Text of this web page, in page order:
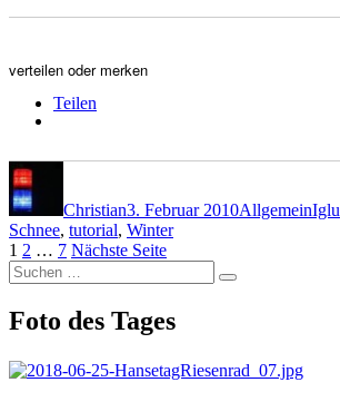
verteilen oder merken
Teilen
Christian3. Februar 2010AllgemeinIglu
Schnee, tutorial, Winter
Seitennummerierung
der
Beiträge
Seite
1 Seite
2 … Seite
7 Nächste Seite
Suchen
nach:
Suchen
Foto des Tages